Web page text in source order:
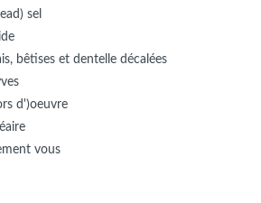
sel
bêtises et dentelle décalées
d')oeuvre
vous